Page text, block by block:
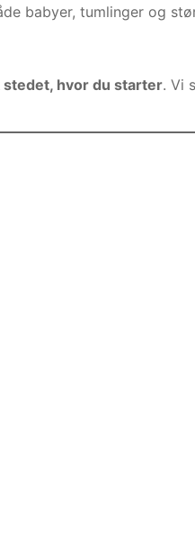
babyer, tumlinger og
stedet, hvor du starter. Vi